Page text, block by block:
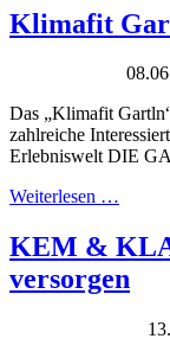
Klimafit
Das „Klimafit
zahlreiche
Erlebniswelt DIE
Weiterlesen …
KEM &
versorgen